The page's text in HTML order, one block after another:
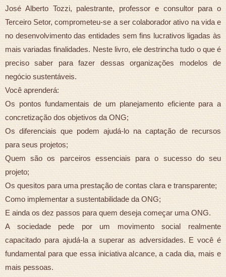
José Alberto Tozzi, palestrante, professor e consultor para o
Terceiro Setor, comprometeu-se a ser colaborador ativo na vida e
no desenvolvimento das entidades sem fins lucrativos ligadas às
mais variadas finalidades. Neste livro, ele destrincha tudo o que é
preciso saber para fazer dessas organizações modelos de
negócio sustentáveis.
Você aprenderá:
Os pontos fundamentais de um planejamento eficiente para a
concretização dos objetivos da ONG;
Os diferenciais que podem ajudá-lo na captação de recursos
para seus projetos;
Quem são os parceiros essenciais para o sucesso do seu
projeto;
Os quesitos para uma prestação de contas clara e transparente;
Como implementar a sustentabilidade da ONG;
E ainda os dez passos para quem deseja começar uma ONG.
A sociedade pede por um movimento social realmente
capacitado para ajudá-la a superar as adversidades. E você é
fundamental para que essa iniciativa alcance, a cada dia, mais e
mais pessoas.